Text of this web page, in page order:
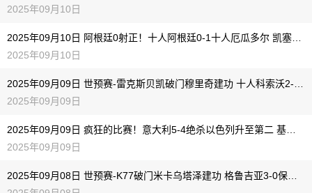
2025年09月10日
2025年09月10日
2025年09月09日
2025年09月09日